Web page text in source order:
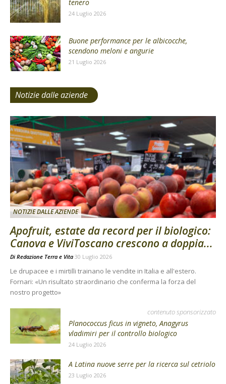
tenero
24 Luglio 2026
Buone performance per le albicocche,
scendono meloni e angurie
21 Luglio 2026
Notizie dalle aziende
NOTIZIE DALLE AZIENDE
Apofruit, estate da record per il biologico:
Canova e ViviToscano crescono a doppia...
Di Redazione Terra e Vita 30 Luglio 2026
Le drupacee e i mirtilli trainano le vendite in Italia e all'estero.
Fornari: «Un risultato straordinario che conferma la forza del
nostro progetto»
contenuto sponsorizzato
Planococcus ficus in vigneto, Anagyrus
vladimiri per il controllo biologico
24 Luglio 2026
A Latina nuove serre per la ricerca sul cetriolo
23 Luglio 2026